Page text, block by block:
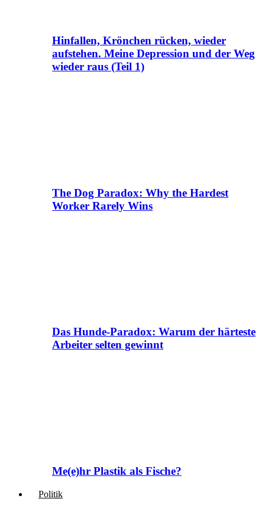
Hinfallen, Krönchen rücken, wieder
aufstehen. Meine Depression und der Weg
wieder raus (Teil 1)
The Dog Paradox: Why the Hardest
Worker Rarely Wins
Das Hunde-Paradox: Warum der härteste
Arbeiter selten gewinnt
Me(e)hr Plastik als Fische?
Politik